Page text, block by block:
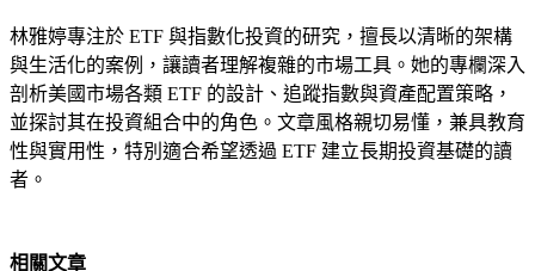
林雅婷專注於 ETF 與指數化投資的研究，擅長以清晰的架構
與生活化的案例，讓讀者理解複雜的市場工具。她的專欄深入
剖析美國市場各類 ETF 的設計、追蹤指數與資產配置策略，
並探討其在投資組合中的角色。文章風格親切易懂，兼具教育
性與實用性，特別適合希望透過 ETF 建立長期投資基礎的讀
者。
相關文章